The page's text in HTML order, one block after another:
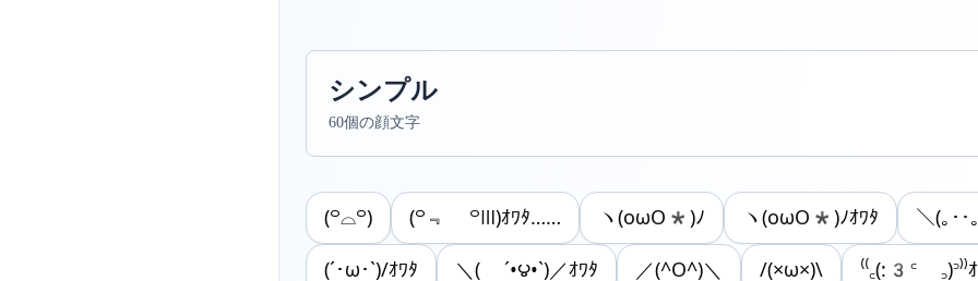
シンプル
60個の顔文字
(꒪⌓꒪) (꒪﹃ ꒪Ⲽ)ｵﾜﾀ…… ヽ(οωΟ*)ﾉ ヽ(οωΟ*)ﾉｵﾜﾀ ＼(｡･･
(´･ω･`)/ｵﾜﾀ ＼( ´•౪•`)／ｵﾜﾀ ／(^O^)＼ /(×ω×)\ ⁽⁽꜀(:3꜂ ꜆)꜄⁾⁾